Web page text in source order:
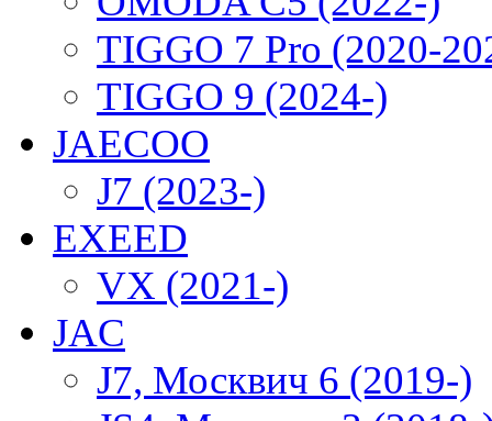
TIGGO 7 Pro (2020-
TIGGO 9 (2024-)
JAECOO
J7 (2023-)
EXEED
VX (2021-)
JAC
J7, Москвич 6 (2019-)